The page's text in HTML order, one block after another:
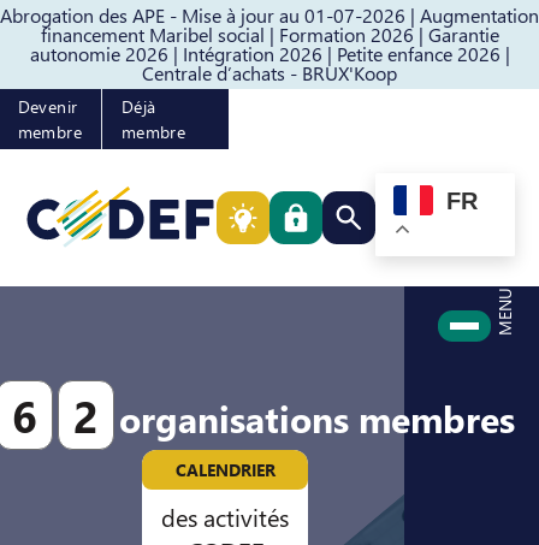
Abrogation des APE - Mise à jour au 01-07-2026 | Augmentation
financement Maribel social | Formation 2026 | Garantie
autonomie 2026 | Intégration 2026 | Petite enfance 2026 |
Centrale d’achats - BRUX'Koop
Passer au contenuPasser au pied de page
Devenir
membre
Déjà
membre
Rechercher quelque
FR
MENU
6 2 organisations membres
CALENDRIER
des activités